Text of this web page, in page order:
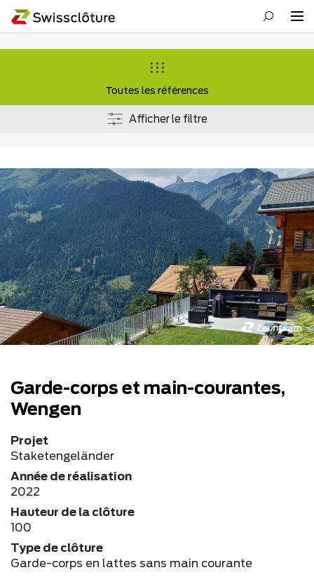
Toutes les références
Afficher le filtre
Garde-corps et main-courantes,
Wengen
Projet
Staketengeländer
Année de réalisation
2022
Hauteur de la clôture
100
Type de clôture
Garde-corps en lattes sans main courante